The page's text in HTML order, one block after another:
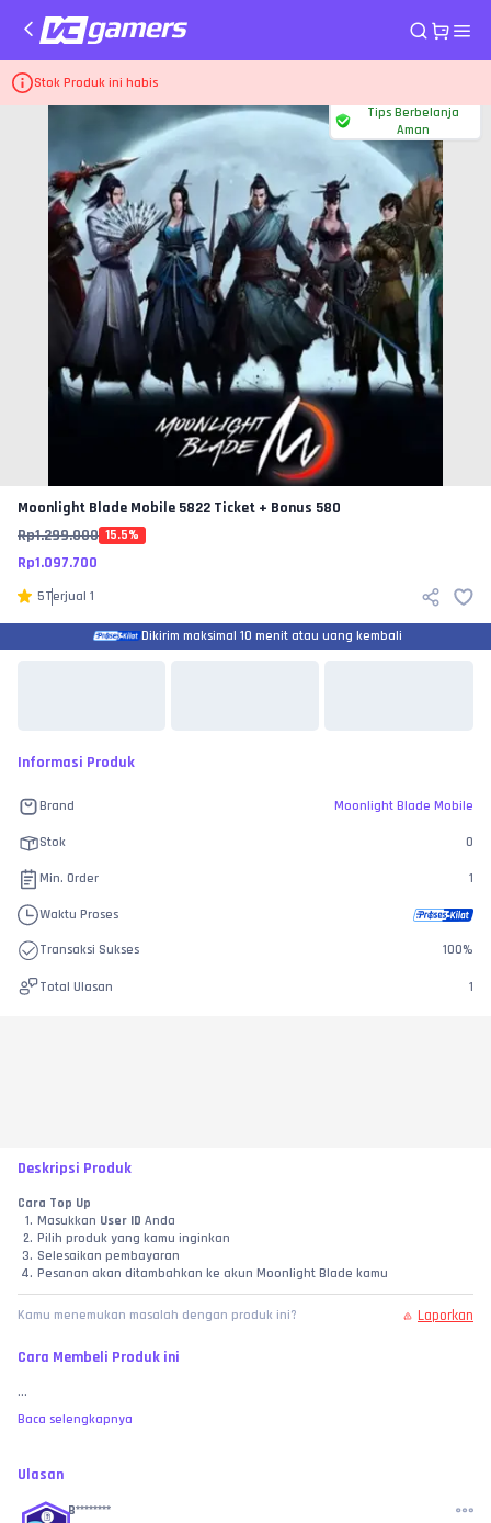
Stok Produk ini habis
Home Top Up Game Moonlight Blade Mobile
Tips Berbelanja
Aman
Moonlight Blade Mobile 5822 Ticket + Bonus 580
Rp1.299.000 15.5%
Rp1.097.700
5Terjual 1
Dikirim maksimal 10 menit atau uang kembali
Informasi Produk
Brand Moonlight Blade Mobile
Stok 0
Min. Order 1
Waktu Proses
Transaksi Sukses 100%
Total Ulasan 1
Deskripsi Produk
Cara Top Up
Masukkan User ID Anda
Pilih produk yang kamu inginkan
Selesaikan pembayaran
Pesanan akan ditambahkan ke akun Moonlight Blade kamu
Kamu menemukan masalah dengan produk ini? Laporkan
Cara Membeli Produk ini
...
Baca selengkapnya
Ulasan
B********